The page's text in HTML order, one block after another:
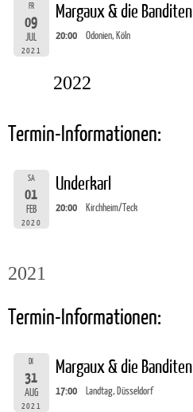
FR
09
JUL
2021
Margaux & die Banditen
20:00 Odonien, Köln
2022
Termin-Informationen:
SA
01
FEB
2020
Underkarl
20:00 Kirchheim/Teck
2021
Termin-Informationen:
DI
31
AUG
2021
Margaux & die Banditen
17:00 Landtag, Düsseldorf